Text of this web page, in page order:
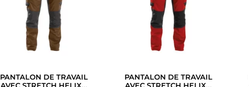
PANTALON DE TRAVAIL
PANTALON DE TRAVAIL